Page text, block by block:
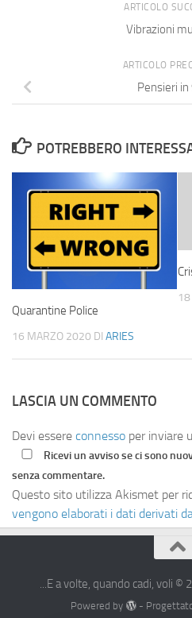
ARTICOLO
Vibrazioni
ARTICOLO
Pensieri
POTREBBERO
Quarantine Police
16 MARZO 2020 DI ARIES
LASCIA UN COMMENTO
Devi essere connesso per inviare
Ricevi un avviso se ci sono
senza commentare.
Questo sito utilizza Akismet per
vengono elaborati i dati derivati
...E a volte, quando cadi, voli
Powered by -